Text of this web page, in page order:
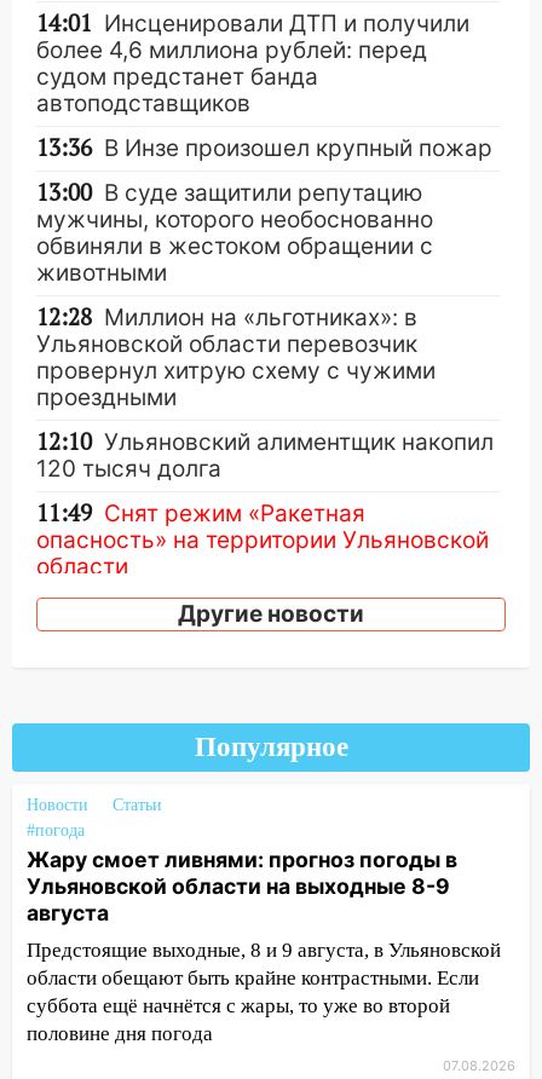
14:01 Инсценировали ДТП и получили
более 4,6 миллиона рублей: перед
судом предстанет банда
автоподставщиков
13:36 В Инзе произошел крупный пожар
13:00 В суде защитили репутацию
мужчины, которого необоснованно
обвиняли в жестоком обращении с
животными
12:28 Миллион на «льготниках»: в
Ульяновской области перевозчик
провернул хитрую схему с чужими
проездными
12:10 Ульяновский алиментщик накопил
120 тысяч долга
11:49 Снят режим «Ракетная
опасность» на территории Ульяновской
области
11:30
Кабмин РФ разрешил до 1 июля
2027 года импорт, выпуск и обращение
врезался в забор
10:27 Где есть бензин в Ульяновске
днем 6 августа: список АЗС
10:16
Внимание! В Ульяновской области
объявлена ракетная опасность
10:00 В Старомайнском районе утонул
51-летний мужчина
09:50
В Ульяновске черный коршун
застрял в тепловозе
Ульяновские спасатели помогли
Другие новости
Популярное
Новости
Статьи
#погода
Жару смоет ливнями: прогноз погоды в
Ульяновской области на выходные 8-9
августа
Предстоящие выходные, 8 и 9 августа, в Ульяновской
области обещают быть крайне контрастными. Если
суббота ещё начнётся с жары, то уже во второй
половине дня погода
07.08.2026